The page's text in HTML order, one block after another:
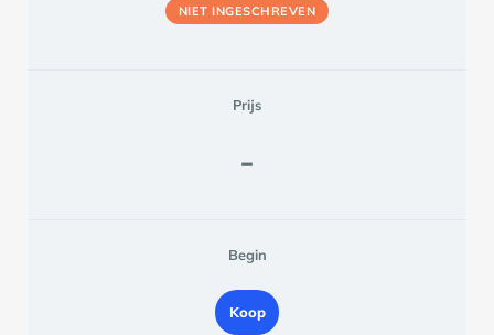
NIET INGESCHREVEN
Prijs
-
Begin
Koop